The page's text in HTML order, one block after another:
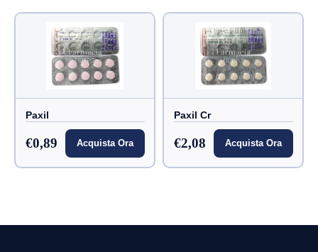
Paxil
€0,89 Acquista Ora
Paxil Cr
€2,08 Acquista Ora